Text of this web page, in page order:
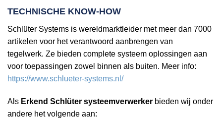
TECHNISCHE KNOW-HOW
Schlüter Systems is wereldmarktleider met meer dan 7000
artikelen voor het verantwoord aanbrengen van
tegelwerk. Ze bieden complete systeem oplossingen aan
voor toepassingen zowel binnen als buiten. Meer info:
https://www.schlueter-systems.nl/
Als Erkend Schlüter systeemverwerker bieden wij onder
andere het volgende aan: